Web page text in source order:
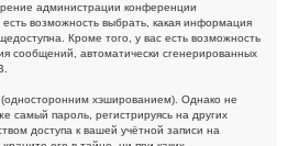
администрации конференции
возможность выбрать, какая информация
Кроме того, у вас есть возможность
сообщений, автоматически сгенерированных
хэшированием). Однако не
самый пароль, регистрируясь на других
доступа к вашей учётной записи на